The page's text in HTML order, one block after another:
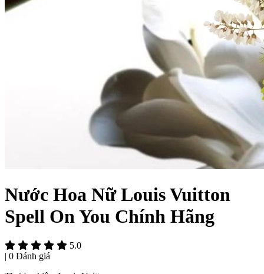
Nước Hoa Nữ Louis Vuitton
Spell On You Chính Hãng
5.0
| 0 Đánh giá